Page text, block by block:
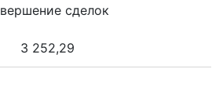
сделок
3 252,29